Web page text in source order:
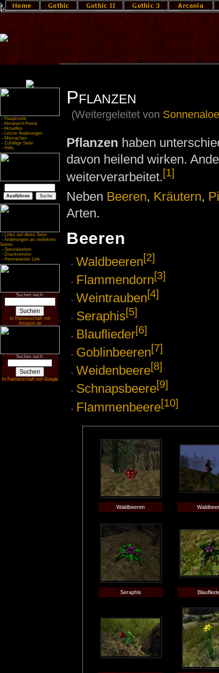
- Hauptseite
- Almanach-Portal
- Aktuelles
- Letzte Änderungen
- Mitmachen
- Zufällige Seite
- Hilfe
- Links auf diese Seite
- Änderungen an verlinkten
Seiten
- Spezialseiten
- Druckversion
- Permanenter Link
Suchen nach:
In Partnerschaft mit
Amazon.de
Suchen nach:
In Partnerschaft mit Google
Pflanzen
(Weitergeleitet von
Pflanzen haben
davon heilend wirken.
weiterverarbeitet.[1]
Neben Beeren, Kräutern,
Arten.
Beeren
Waldbeeren[2]
Flammendorn[3]
Weintrauben[4]
Seraphis[5]
Blauflieder[6]
Goblinbeeren[7]
Weidenbeere[8]
Schnapsbeere[9]
Flammenbeere[10]
Waldbeeren
Seraphis